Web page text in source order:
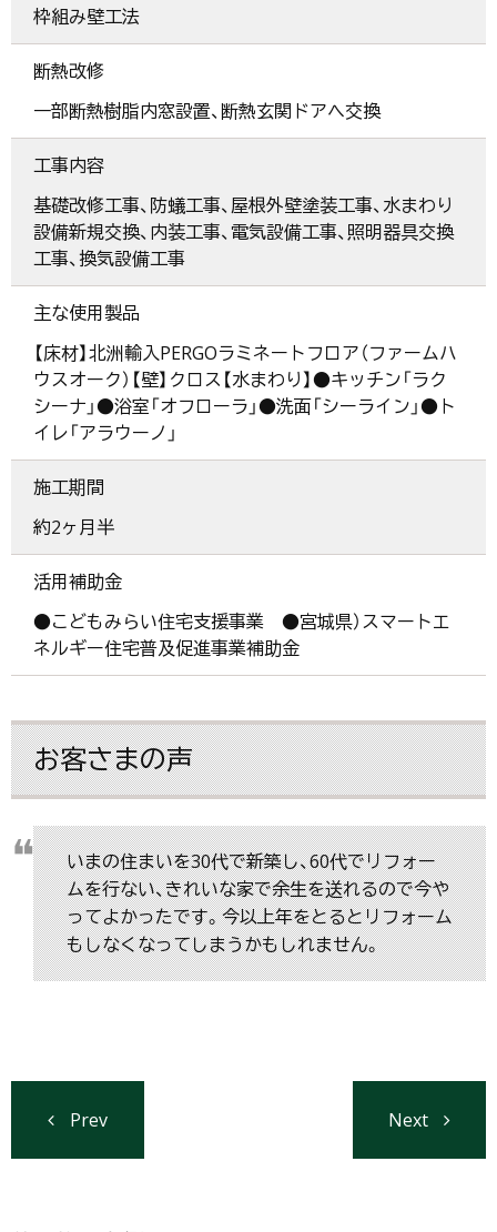
枠組み壁工法
断熱改修
一部断熱樹脂内窓設置、断熱玄関ドアへ交換
工事内容
基礎改修工事、防蟻工事、屋根外壁塗装工事、水まわり
設備新規交換、内装工事、電気設備工事、照明器具交換
工事、換気設備工事
主な使用製品
【床材】北洲輸入PERGOラミネートフロア（ファームハ
ウスオーク）【壁】クロス【水まわり】●キッチン「ラク
シーナ」●浴室「オフローラ」●洗面「シーライン」●ト
イレ「アラウーノ」
施工期間
約2ヶ月半
活用補助金
●こどもみらい住宅支援事業 ●宮城県）スマートエ
ネルギー住宅普及促進事業補助金
お客さまの声
いまの住まいを30代で新築し、60代でリフォー
ムを行ない、きれいな家で余生を送れるので今や
ってよかったです。今以上年をとるとリフォーム
もしなくなってしまうかもしれません。
Prev Next